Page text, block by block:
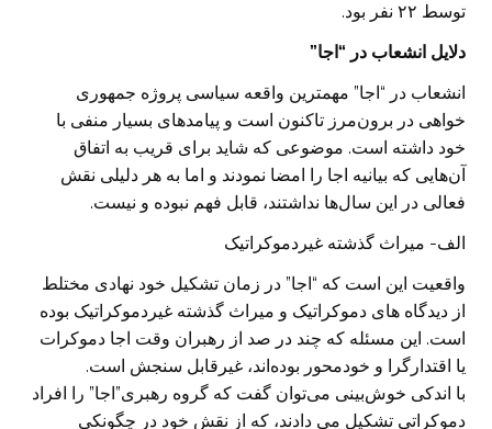
توسط ۲۲ نفر بود.
دلایل انشعاب در “اجا”
انشعاب در “اجا” مهمترین واقعه سیاسی پروژه جمهوری
خواهی در برون‌مرز تا‌کنون است و پیامد‌های بسیار منفی با
خود داشته است. موضوعی که شاید برای قریب به اتفاق
آن‌هایی که بیانیه اجا را امضا نمودند و اما به هر دلیلی نقش
فعالی در این سال‌ها نداشتند، قابل فهم نبوده و نیست.
الف- میراث گذشته غیر‌دموکراتیک
واقعیت این است که “اجا” در زمان تشکیل خود نهادی مختلط
از دیدگاه های دموکراتیک و میراث گذشته غیر‌دموکراتیک بوده
است. این مسئله که چند در صد از رهبران وقت اجا دموکرات
یا اقتدارگرا و خودمحور بوده‌اند، غیر‌قابل سنجش است‌.
با اندکی خوش‌بینی می‌توان گفت که گروه رهبری”اجا” را افراد
دموکراتی تشکیل می دادند، که از نقش خود در چگونکی